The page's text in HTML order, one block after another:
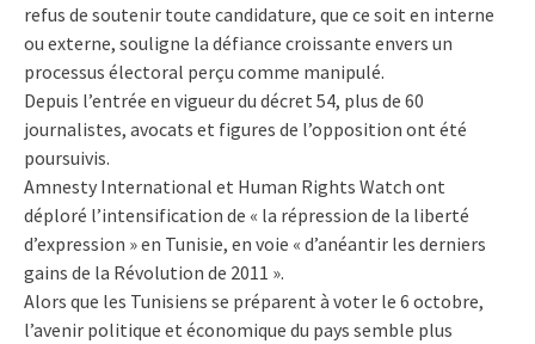
refus de soutenir toute candidature, que ce soit en interne
ou externe, souligne la défiance croissante envers un
processus électoral perçu comme manipulé.
Depuis l’entrée en vigueur du décret 54, plus de 60
journalistes, avocats et figures de l’opposition ont été
poursuivis.
Amnesty International et Human Rights Watch ont
déploré l’intensification de « la répression de la liberté
d’expression » en Tunisie, en voie « d’anéantir les derniers
gains de la Révolution de 2011 ».
Alors que les Tunisiens se préparent à voter le 6 octobre,
l’avenir politique et économique du pays semble plus